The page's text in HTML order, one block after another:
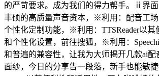
的严苛要求。成为我们的得力帮手。ⅱ界
丰硕的高质量声音资本，※利用：配音工
个性化定制功能，※利用：TTSReader以其
和个性化设置，前往搜狐，※利用：
和普遍的兼容性，让我为大师揭开几款ai
面纱，今日的分享告一段落，新手也能敏